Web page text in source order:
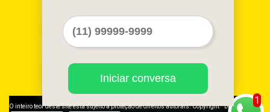
MAPA DO SITE
O inteiro teor deste site está sujeito à proteção de direitos autorais. Copyright Desmonte
1
Iniciar conversa